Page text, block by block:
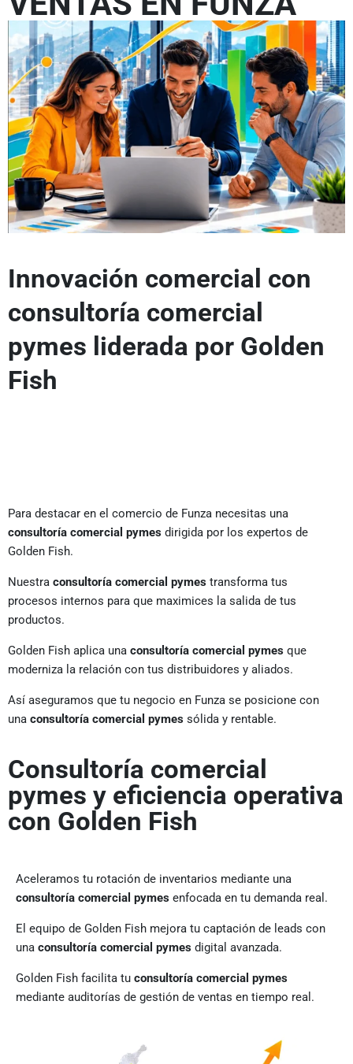
Innovación comercial con
consultoría comercial
pymes liderada por Golden
Fish
Para destacar en el comercio de Funza necesitas una
consultoría comercial pymes dirigida por los expertos de
Golden Fish.
Nuestra consultoría comercial pymes transforma tus
procesos internos para que maximices la salida de tus
productos.
Golden Fish aplica una consultoría comercial pymes que
moderniza la relación con tus distribuidores y aliados.
Así aseguramos que tu negocio en Funza se posicione con
una consultoría comercial pymes sólida y rentable.
Consultoría comercial
pymes y eficiencia operativa
con Golden Fish
Aceleramos tu rotación de inventarios mediante una
consultoría comercial pymes enfocada en tu demanda real.
El equipo de Golden Fish mejora tu captación de leads con
una consultoría comercial pymes digital avanzada.
Golden Fish facilita tu consultoría comercial pymes
mediante auditorías de gestión de ventas en tiempo real.